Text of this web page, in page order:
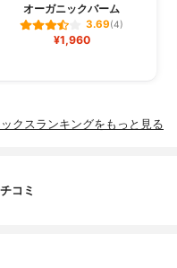
オーガニックバーム
3.69(4)
¥1,960
クスランキングをもっと見る
コミ